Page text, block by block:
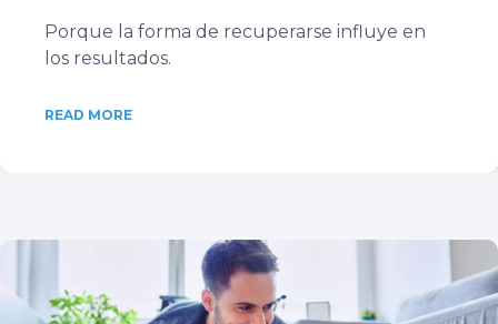
Porque la forma de recuperarse influye en
los resultados.
READ MORE